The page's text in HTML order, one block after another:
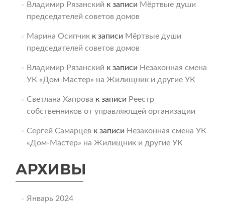
Владимир Рязанский к записи Мёртвые души
председателей советов домов
Марина Осипчикк записи Мёртвые души
председателей советов домов
Владимир Рязанский к записи Незаконная смена
УК «Дом-Мастер» на Жилищник и другие УК
Светлана Хапрова к записи Реестр
собственников от управляющей организации
Сергей Самарцевк записи Незаконная смена УК
«Дом-Мастер» на Жилищник и другие УК
АРХИВЫ
Январь 2024